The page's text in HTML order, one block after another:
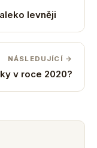
levněji
NÁSLEDUJÍCÍ →
v roce 2020?